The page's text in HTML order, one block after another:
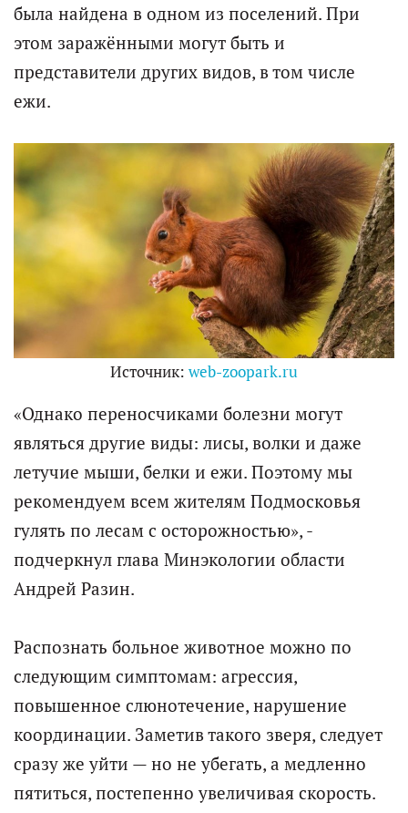
была найдена в одном из поселений. При
этом заражёнными могут быть и
представители других видов, в том числе
ежи.
Источник: web-zoopark.ru
«Однако переносчиками болезни могут
являться другие виды: лисы, волки и даже
летучие мыши, белки и ежи. Поэтому мы
рекомендуем всем жителям Подмосковья
гулять по лесам с осторожностью», -
подчеркнул глава Минэкологии области
Андрей Разин.
Распознать больное животное можно по
следующим симптомам: агрессия,
повышенное слюнотечение, нарушение
координации. Заметив такого зверя, следует
сразу же уйти — но не убегать, а медленно
пятиться, постепенно увеличивая скорость.